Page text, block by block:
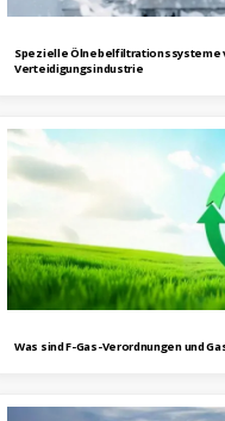
Spezielle Ölnebelfiltrationssysteme
Verteidigungsindustrie
Was sind F-Gas-Verordnungen und